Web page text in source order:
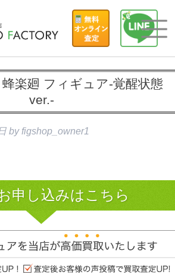
楽廻 フィギュア-覚醒状態
ver.-
by figshop_owner1
申し込みはこちら